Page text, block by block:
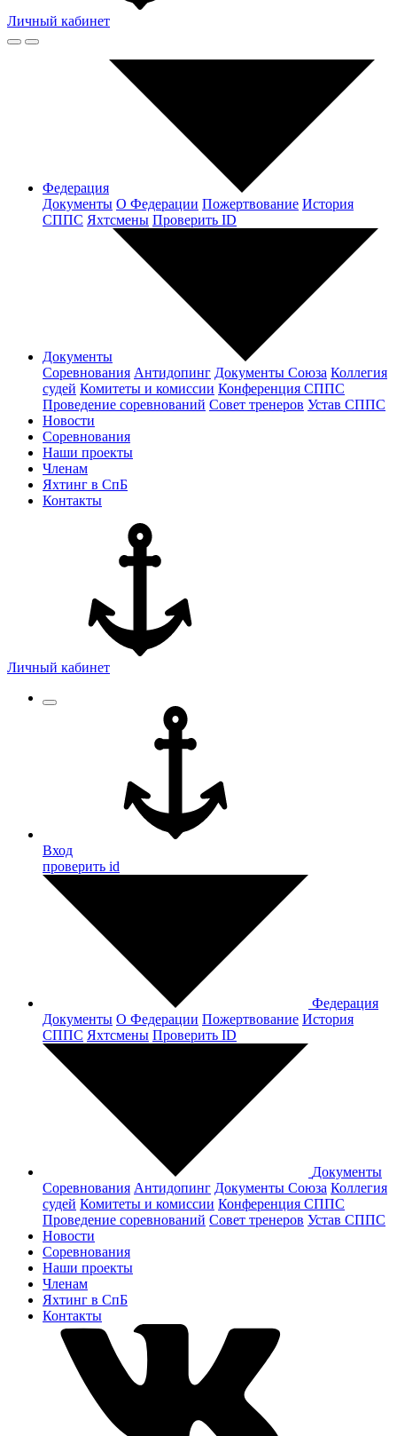
Личный кабинет
Федерация
Документы О Федерации Пожертвование История
СППС Яхтсмены Проверить ID
Документы
Соревнования Антидопинг Документы Cоюза Коллегия
судей Комитеты и комиссии Конференция СППС
Проведение соревнований Совет тренеров Устав СППС
Новости
Соревнования
Наши проекты
Членам
Яхтинг в СпБ
Контакты
Личный кабинет
Вход
проверить id
Федерация
Документы О Федерации Пожертвование История
СППС Яхтсмены Проверить ID
Документы
Соревнования Антидопинг Документы Cоюза Коллегия
судей Комитеты и комиссии Конференция СППС
Проведение соревнований Совет тренеров Устав СППС
Новости
Соревнования
Наши проекты
Членам
Яхтинг в СпБ
Контакты